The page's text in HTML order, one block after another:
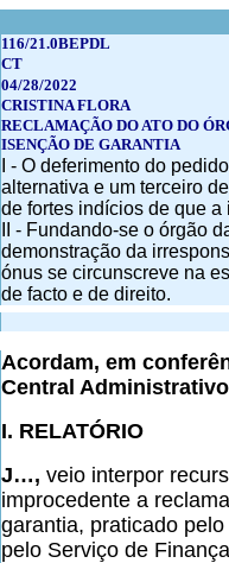
116/21.0BEPDL
CT
04/28/2022
CRISTINA FLORA
RECLAMAÇÃO DO ATO DO
ISENÇÃO DE GARANTIA
I - O deferimento do
alternativa e um terceiro
de fortes indícios de que
II - Fundando-se o órgão
demonstração da
ónus se circunscreve na
de facto e de direito.
Acordam, em
Central
I. RELATÓRIO
J…, veio interpor
improcedente a
garantia, praticado
pelo Serviço de